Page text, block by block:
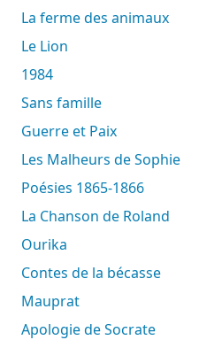
La ferme des animaux
Le Lion
1984
Sans famille
Guerre et Paix
Les Malheurs de Sophie
Poésies 1865-1866
La Chanson de Roland
Ourika
Contes de la bécasse
Mauprat
Apologie de Socrate